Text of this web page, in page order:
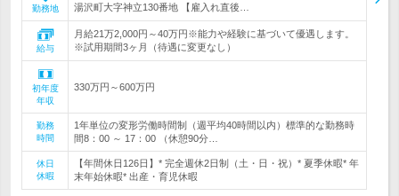
勤務地
湯沢町大字神立130番地 【雇入れ直後…
給与
月給21万2,000円～40万円※能力や経験に基づいて優遇します。
※試用期間3ヶ月（待遇に変更なし）
初年度
年収
330万円～600万円
勤務
時間
1年単位の変形労働時間制（週平均40時間以内）標準的な勤務時
間8：00 ～ 17：00 （休憩90分…
休日
休暇
【年間休日126日】* 完全週休2日制（土・日・祝）* 夏季休暇* 年
末年始休暇* 出産・育児休暇